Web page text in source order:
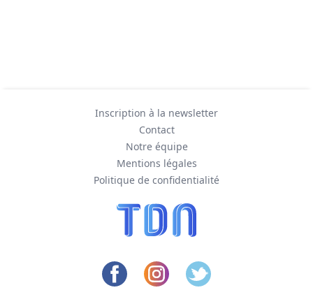
Inscription à la newsletter
Contact
Notre équipe
Mentions légales
Politique de confidentialité